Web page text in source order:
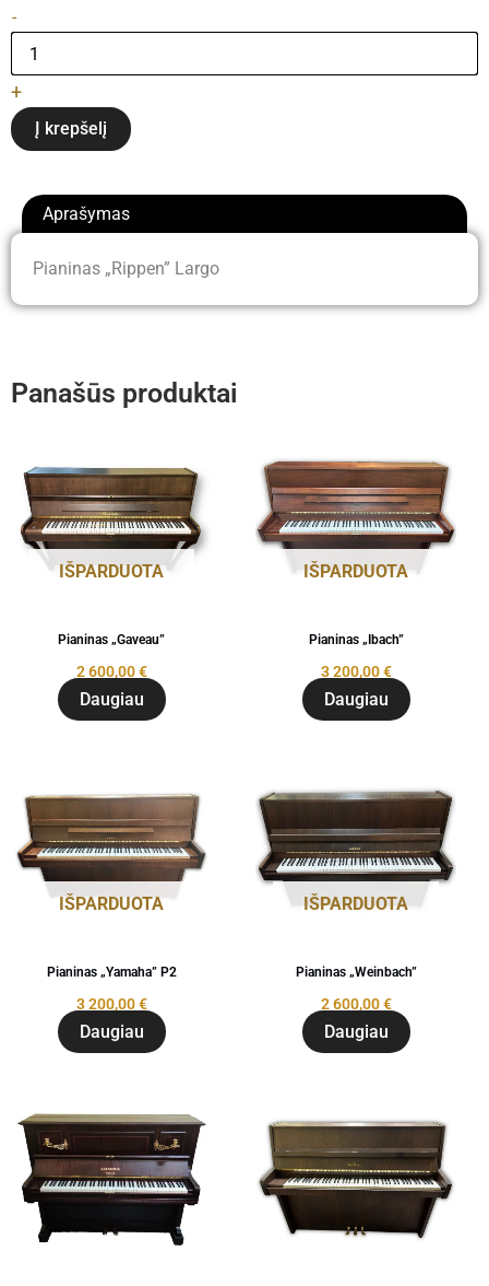
-produkto
kiekis:
Pianinas
"Rippen"
Largo
+
Į krepšelį
Aprašymas
Pianinas „Rippen” Largo
Panašūs produktai
IŠPARDUOTA
Pianinas „Gaveau”
2 600,00€
Daugiau
IŠPARDUOTA
Pianinas „Ibach”
3 200,00€
Daugiau
IŠPARDUOTA
Pianinas „Yamaha” P2
3 200,00€
Daugiau
IŠPARDUOTA
Pianinas „Weinbach”
2 600,00€
Daugiau